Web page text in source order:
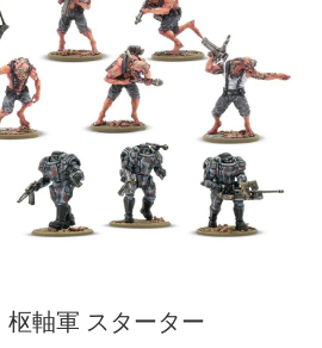
軸軍 スターター